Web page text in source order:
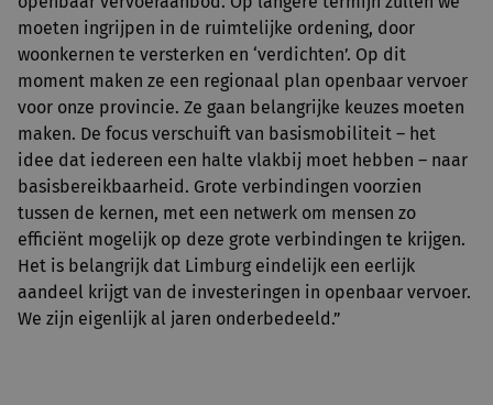
moeten ingrijpen in de ruimtelijke ordening, door
woonkernen te versterken en ‘verdichten’. Op dit
moment maken ze een regionaal plan openbaar vervoer
voor onze provincie. Ze gaan belangrijke keuzes moeten
maken. De focus verschuift van basismobiliteit – het
idee dat iedereen een halte vlakbij moet hebben – naar
basisbereikbaarheid. Grote verbindingen voorzien
tussen de kernen, met een netwerk om mensen zo
efficiënt mogelijk op deze grote verbindingen te krijgen.
Het is belangrijk dat Limburg eindelijk een eerlijk
aandeel krijgt van de investeringen in openbaar vervoer.
We zijn eigenlijk al jaren onderbedeeld.”